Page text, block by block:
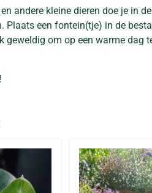
andere kleine dieren doe je in
een fontein(tje) in de
om op een warme